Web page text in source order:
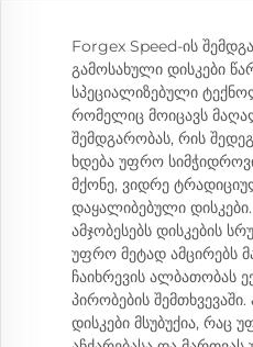
Forgex Speed-ის
გამოსახული დისკები
სპეციალიზებული
რომელიც მოიცავს
შემდგარობას, რის
ხდება უფრო
მქონე, ვიდრე
დაყალიბებული
ამჯობესებს დისკების
უფრო მეტად ამცირებს
ჩაიხრევის ალბათობას
პირობების შემთხვევაში.
დისკები მსუბუქია, რაც